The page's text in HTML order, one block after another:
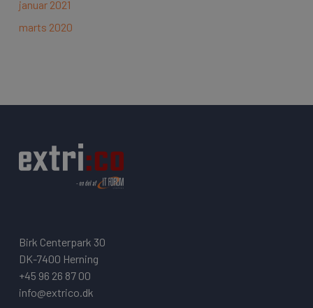
januar 2021
marts 2020
Birk Centerpark 30
DK-7400 Herning
+45 96 26 87 00
info@extrico.dk